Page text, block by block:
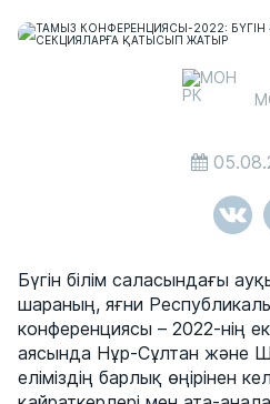
Бүгін білім саласындағы
шараның, яғни
конференциясы – 2022-нің
аясында Нұр-Сұлтан және
еліміздің барлық өңірінен